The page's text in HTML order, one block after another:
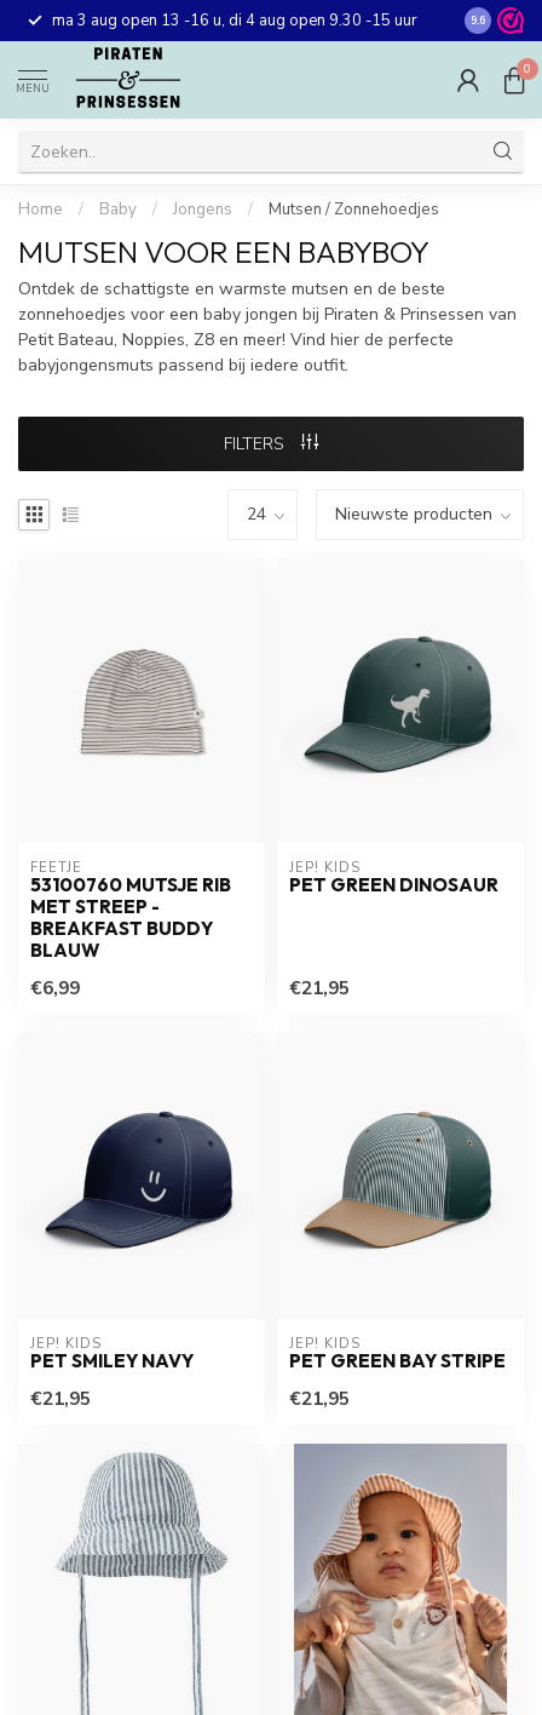
ma 3 aug open 13 -16 u, di 4 aug open 9.30 -15 uur Gratis
winkel in
9.6
MENU
0
Home / Baby / Jongens / Mutsen / Zonnehoedjes
MUTSEN VOOR EEN BABYBOY
Ontdek de schattigste en warmste mutsen en de beste
zonnehoedjes voor een baby jongen bij Piraten & Prinsessen van
Petit Bateau, Noppies, Z8 en meer! Vind hier de perfecte
babyjongensmuts passend bij iedere outfit.
FILTERS
FEETJE
53100760 MUTSJE RIB
MET STREEP -
BREAKFAST BUDDY
BLAUW
€6,99
JEP! KIDS
PET GREEN DINOSAUR
€21,95
JEP! KIDS
PET SMILEY NAVY
€21,95
JEP! KIDS
PET GREEN BAY STRIPE
€21,95